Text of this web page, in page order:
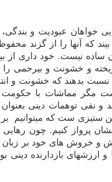
خواهان عبودیت و
که آنها را از گزند
ساده نیست. خود داری از
و خشونت و بیرحمی را
بدهند که خشونت و
مگر مماشات با حکومت
نفی توهمات دینی بعنوان
ستیزی ست که میتوانیم
پرواز کنیم. چون رهایی
خروش های خود بر زبان
ارزشهای بازدارنده دینی